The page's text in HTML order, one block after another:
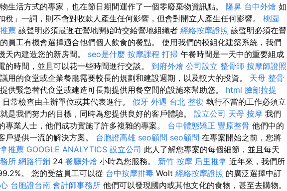
生活方式的專家，也在節日期間運作了一個零廢棄物資訊點。 隆鼻 台中外燴 如
稅」一詞，則不會對收款人產生任何影響，但會對開立人產生任何影響。 桃園
薦 該聲明必須最遲在營地開始時交給營地組織者 經絡按摩證照 該聲明必須在營
員工有機會選擇適合他們個人飲食的餐點。 使用我們的模組化建築系統，我們
天內建造您的新房間。 seo是什麼 按摩課程 打掃 午餐時間是一天中的重要組成
的時間，並且可以花一些時間進行交談。 到府外燴 公司設立 整骨師 按摩師證照
用的食堂或企業餐廳需要較長的規劃和建設週期，以及較大的投資。 天母 整骨
供緊急替代食堂或建造可長期提供用餐空間的設施來幫助您。 html 臉部拉提
日常檢查由主辦單位或其代表進行。 假牙 外遇 台北 整復 執行不當的工作必須立
是我們努力的目標，同時為您提供良好的客戶體驗。 設立公司 天母 按摩 我們
專業人士，他們成功實施了許多複雜的專案。 台中體態矯正 豐原整骨 他們中的
戶提供一流的解決方案。 台胞證高雄 seo顧問 seo顧問 在專案開始之前，您將
推薦 GOOGLE ANALYTICS 設立公司 此人了解您專案的每個細節，並且每天
所 網路行銷 24 餐廳外燴 小時為您服務。 新竹 按摩 后里推拿 近年來，我們所
。 您的受益員工可以從 台中按摩排毒 Wolt 經絡按摩證照 的廣泛選擇中訂
台胞證台南 會計師事務所 他們可以發現國內或其他文化的食物，甚至去購物。